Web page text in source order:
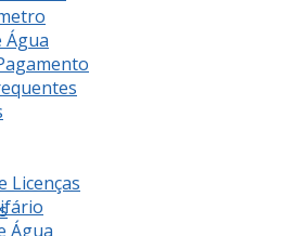
Água
Licenças
Água